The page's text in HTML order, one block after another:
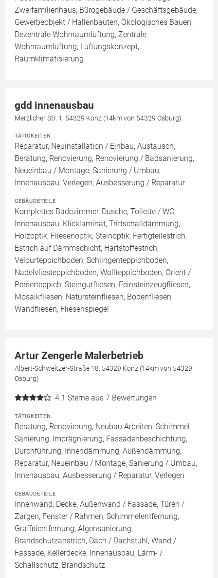
Zweifamilienhaus, Bürogebäude / Geschäftsgebäude,
Gewerbeobjekt / Hallenbauten, Ökologisches Bauen,
Dezentrale Wohnraumlüftung, Zentrale
Wohnraumlüftung, Lüftungskonzept,
Raumklimatisierung
gdd innenausbau
Merzlicher Str. 1, 54329 Konz (14km von 54329 Osburg)
TÄTIGKEITEN
Reparatur, Neuinstallation / Einbau, Austausch,
Beratung, Renovierung, Renovierung / Badsanierung,
Neueinbau / Montage, Sanierung / Umbau,
Innenausbau, Verlegen, Ausbesserung / Reparatur
GEBÄUDETEILE
Komplettes Badezimmer, Dusche, Toilette / WC,
Innenausbau, Klicklaminat, Trittschalldämmung,
Holzoptik, Fliesenoptik, Steinoptik, Fertigteilestrich,
Estrich auf Dämmschicht, Hartstoffestrich,
Velourteppichboden, Schlingenteppichboden,
Nadelvliesteppichboden, Wollteppichboden, Orient /
Perserteppich, Steingutfliesen, Feinsteinzeugfliesen,
Mosaikfliesen, Natursteinfliesen, Bodenfliesen,
Wandfliesen, Fliesenspiegel
Artur Zengerle Malerbetrieb
Albert-Schweitzer-Straße 18, 54329 Konz (14km von 54329
Osburg)
4.1 Sterne aus 7 Bewertungen
TÄTIGKEITEN
Beratung, Renovierung, Neubau Arbeiten, Schimmel-
Sanierung, Imprägnierung, Fassadenbeschichtung,
Durchführung, Innendämmung, Außendämmung,
Reparatur, Neueinbau / Montage, Sanierung / Umbau,
Innenausbau, Ausbesserung / Reparatur, Verlegen
GEBÄUDETEILE
Innenwand, Decke, Außenwand / Fassade, Türen /
Zargen, Fenster / Rahmen, Schimmelentfernung,
Graffitientfernung, Algensanierung,
Brandschutzanstrich, Dach / Dachstuhl, Wand /
Fassade, Kellerdecke, Innenausbau, Lärm- /
Schallschutz, Brandschutz